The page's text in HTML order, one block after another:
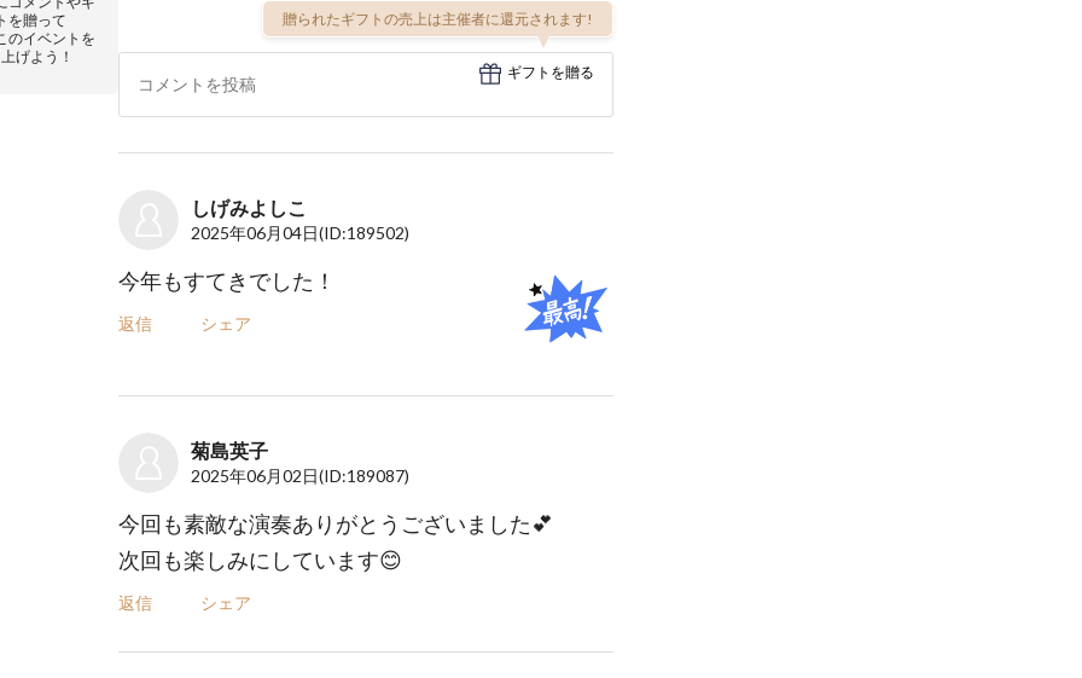
を贈って
のイベントを
げよう！
贈られたギフトの売上は主催者に還元されます!
ギフトを贈る
しげみよしこ
2025年06月04日(ID:189502)
今年もすてきでした！
返信 シェア
菊島英子
2025年06月02日(ID:189087)
今回も素敵な演奏ありがとうございました💕
次回も楽しみにしています😊
返信 シェア